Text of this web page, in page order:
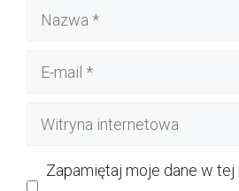
Nazwa
Witryna
Zapamiętaj moje dane w